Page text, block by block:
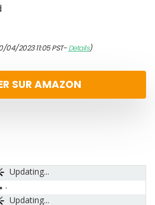
04/2023 11:05 PST-Details)
SUR AMAZON
Updating...
Updating...